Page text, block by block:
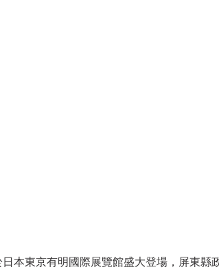
本東京有明國際展覽館盛大登場，屏東縣